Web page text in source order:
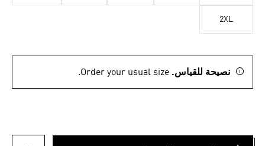
2XL
نصيحة للقياس. Order your usual size.